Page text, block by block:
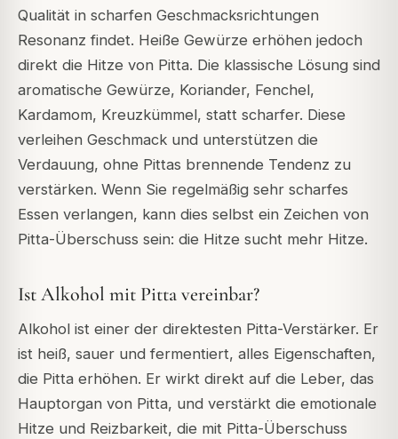
Qualität in scharfen Geschmacksrichtungen
Resonanz findet. Heiße Gewürze erhöhen jedoch
direkt die Hitze von Pitta. Die klassische Lösung sind
aromatische Gewürze, Koriander, Fenchel,
Kardamom, Kreuzkümmel, statt scharfer. Diese
verleihen Geschmack und unterstützen die
Verdauung, ohne Pittas brennende Tendenz zu
verstärken. Wenn Sie regelmäßig sehr scharfes
Essen verlangen, kann dies selbst ein Zeichen von
Pitta-Überschuss sein: die Hitze sucht mehr Hitze.
Ist Alkohol mit Pitta vereinbar?
Alkohol ist einer der direktesten Pitta-Verstärker. Er
ist heiß, sauer und fermentiert, alles Eigenschaften,
die Pitta erhöhen. Er wirkt direkt auf die Leber, das
Hauptorgan von Pitta, und verstärkt die emotionale
Hitze und Reizbarkeit, die mit Pitta-Überschuss